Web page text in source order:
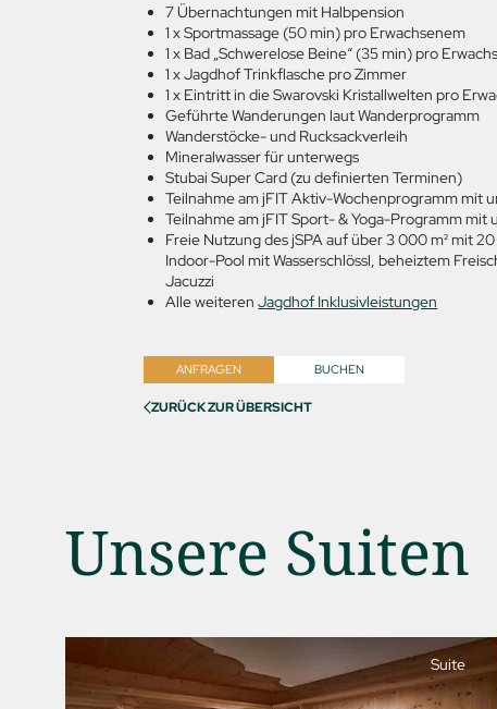
7 Übernachtungen mit Halbpension
1 x Sportmassage (50 min) pro Erwachsenem
1 x Bad „Schwerelose Beine“ (35 min) pro
1 x Jagdhof Trinkflasche pro Zimmer
1 x Eintritt in die Swarovski Kristallwelten pro
Geführte Wanderungen laut Wanderprogramm
Wanderstöcke- und Rucksackverleih
Mineralwasser für unterwegs
Stubai Super Card (zu definierten Terminen)
Teilnahme am jFIT Aktiv-Wochenprogramm mit
Teilnahme am jFIT Sport- & Yoga-Programm mit
Freie Nutzung des jSPA auf über 3 000 m² mit
Indoor-Pool mit Wasserschlössl, beheiztem
Jacuzzi
Alle weiterenJagdhof Inklusivleistungen
ANFRAGEN BUCHEN
ZURÜCK ZUR ÜBERSICHT
Unsere Suiten
Suite